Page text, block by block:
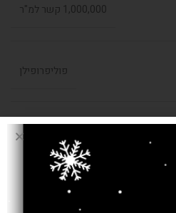
1,000,000 קשר למ"ר
פוליפרופילן
1.20/1.70
1.40/2.00
1.60/2.30
,
2.00/2.90
,
2.40/3.40